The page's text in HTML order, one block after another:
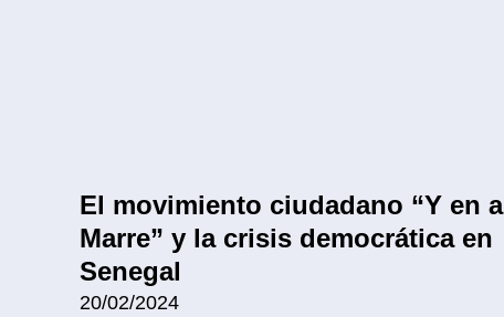
El movimiento ciudadano “Y en a
Marre” y la crisis democrática en
Senegal
20/02/2024